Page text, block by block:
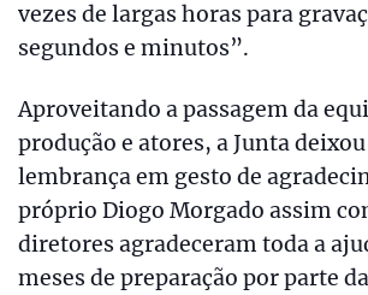
vezes de largas horas para
segundos e minutos”.
Aproveitando a passagem da
produção e atores, a Junta
lembrança em gesto de
próprio Diogo Morgado assim
diretores agradeceram toda a
meses de preparação por parte